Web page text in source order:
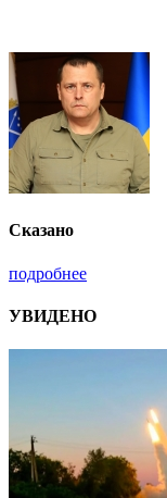
Сказано
подробнее
УВИДЕНО